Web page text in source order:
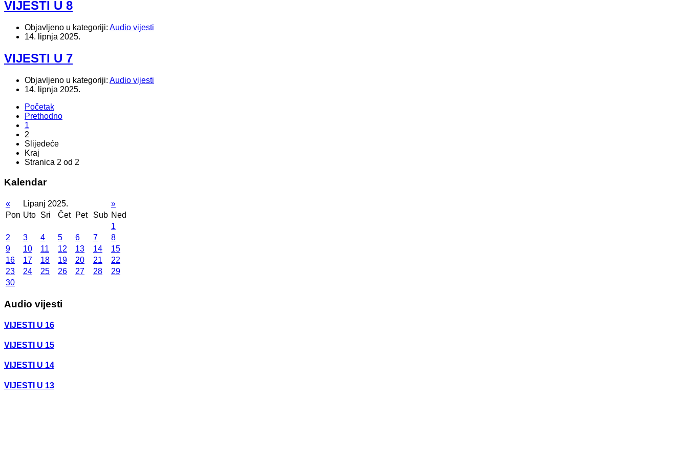
VIJESTI U 8
Objavljeno u kategoriji: Audio vijesti
14. lipnja 2025.
VIJESTI U 7
Objavljeno u kategoriji: Audio vijesti
14. lipnja 2025.
Početak
Prethodno
1
2
Slijedeće
Kraj
Stranica 2 od 2
Kalendar
« Lipanj 2025.
»
Pon Uto Sri Čet Pet Sub Ned
1
2
3 4 5 6 7
8
9
10 11 12 13 14
15
16
17 18 19 20 21
22
23
24 25 26 27 28
29
30
Audio vijesti
VIJESTI U 16
VIJESTI U 15
VIJESTI U 14
VIJESTI U 13